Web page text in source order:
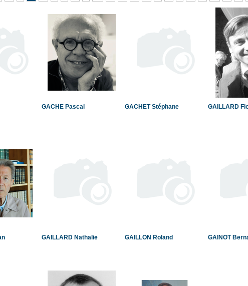
GACHE Pascal GACHET Stéphane GAILLARD
GAILLARD Nathalie GAILLON Roland GAINOT